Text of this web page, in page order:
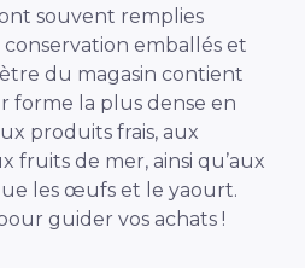
souvent remplies
emballés et
du magasin contient
forme la plus dense en
produits frais, aux
fruits de mer, ainsi qu’aux
les œufs et le yaourt.
guider vos achats !